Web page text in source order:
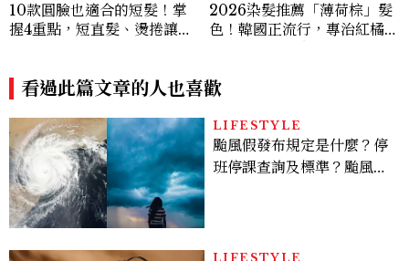
10款圓臉也適合的短髮！掌
握4重點，短直髮、燙捲讓臉
2026染髮推薦「薄荷棕」髮
色！韓國正流行，專治紅橘
看過此篇文章的人也喜歡
LIFESTYLE
颱風假發布規定是什麼？停
班停課查詢及標準？颱風假
LIFESTYLE